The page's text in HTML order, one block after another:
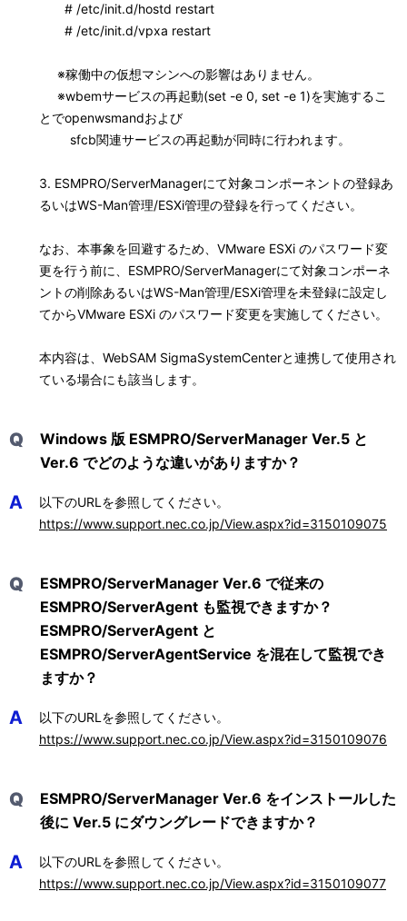
# /etc/init.d/hostd restart
# /etc/init.d/vpxa restart
※稼働中の仮想マシンへの影響はありません。
※wbemサービスの再起動(set -e 0, set -e 1)を実施するこ
とでopenwsmandおよび
sfcb関連サービスの再起動が同時に行われます。
3. ESMPRO/ServerManagerにて対象コンポーネントの登録あ
るいはWS-Man管理/ESXi管理の登録を行ってください。
なお、本事象を回避するため、VMware ESXi のパスワード変
更を行う前に、ESMPRO/ServerManagerにて対象コンポーネ
ントの削除あるいはWS-Man管理/ESXi管理を未登録に設定し
てからVMware ESXi のパスワード変更を実施してください。
本内容は、WebSAM SigmaSystemCenterと連携して使用され
ている場合にも該当します。
Q
Windows 版 ESMPRO/ServerManager Ver.5 と
Ver.6 でどのような違いがありますか？
A
以下のURLを参照してください。
https://www.support.nec.co.jp/View.aspx?id=3150109075
Q
ESMPRO/ServerManager Ver.6 で従来の
ESMPRO/ServerAgent も監視できますか？
ESMPRO/ServerAgent と
ESMPRO/ServerAgentService を混在して監視でき
ますか？
A
以下のURLを参照してください。
https://www.support.nec.co.jp/View.aspx?id=3150109076
Q
ESMPRO/ServerManager Ver.6 をインストールした
後に Ver.5 にダウングレードできますか？
A
以下のURLを参照してください。
https://www.support.nec.co.jp/View.aspx?id=3150109077